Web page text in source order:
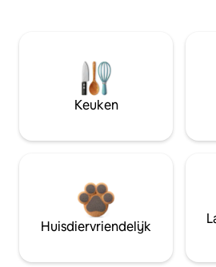
Keuken
Huisdiervriendelijk